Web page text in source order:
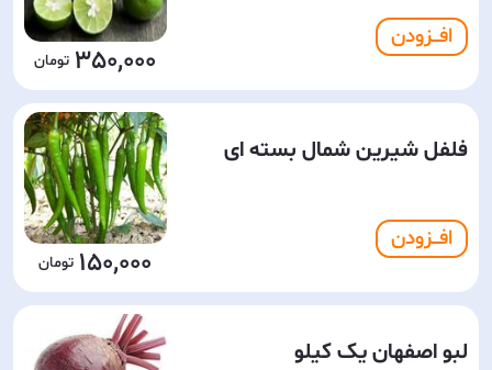
افـــزودن
350,000
فلفل شیرین شمال بسته اى
افـــزودن
150,000
لبو اصفهان یک کیلو